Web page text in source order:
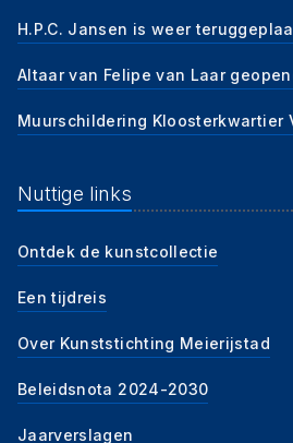
H.P.C. Jansen is weer
Altaar van Felipe van Laar
Muurschildering Kloosterkwartier
Nuttige links
Ontdek de kunstcollectie
Een tijdreis
Over Kunststichting Meierijstad
Beleidsnota 2024-2030
Jaarverslagen